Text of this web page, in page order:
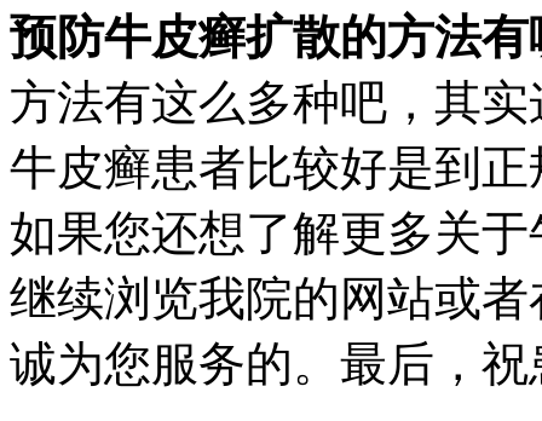
预防牛皮癣扩散的方法有
方法有这么多种吧，其
牛皮癣患者比较好是到
如果您还想了解更多关
继续浏览我院的网站或
诚为您服务的。最后，